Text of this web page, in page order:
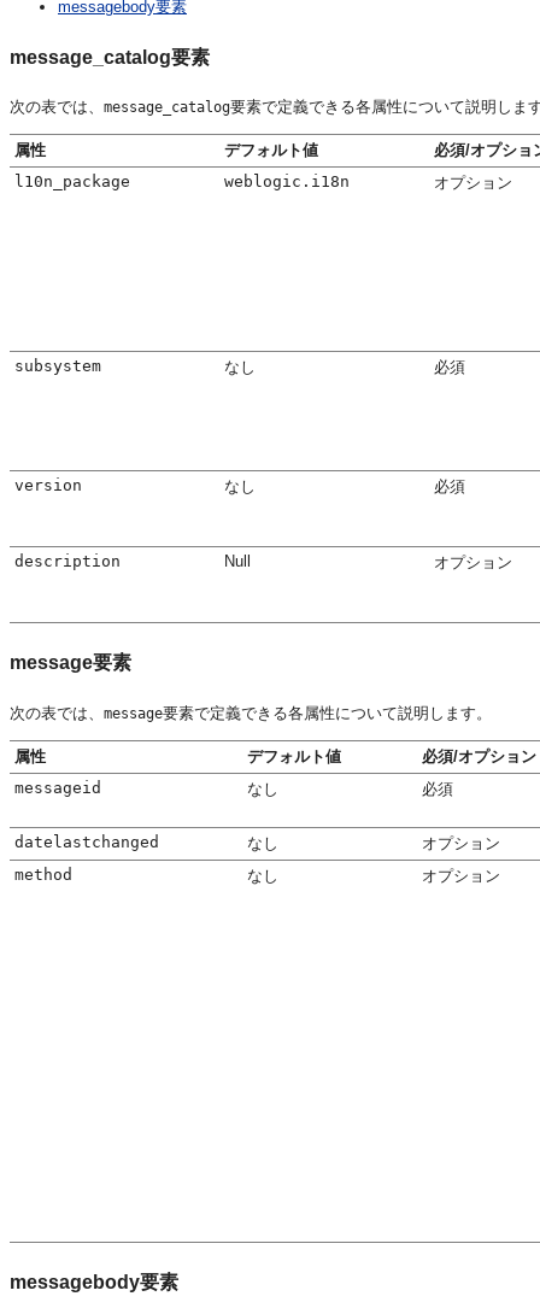
messagebody要素
message_catalog要素
次の表では、 message_catalog要素で定義できる各属性について説明しま
属性 デフォルト値
必須/オプショ
l10n_package
weblogic.i18n オプション
subsystem なし 必須
version なし 必須
description Null オプション
message要素
次の表では、 message要素で定義できる各属性について説明します。
属性 デフォルト値
必須/オプション
messageid
なし 必須
datelastchanged なし
オプション
method
なし オプション
messagebody要素